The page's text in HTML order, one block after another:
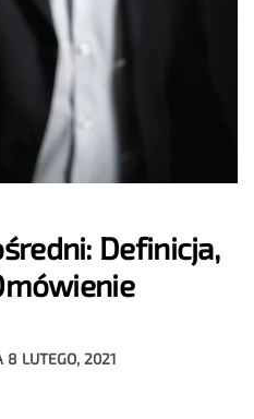
Definicja,
8 LUTEGO, 2021